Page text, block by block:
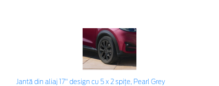
Jantă din aliaj 17" design cu 5 x 2 spiţe, Pearl Grey